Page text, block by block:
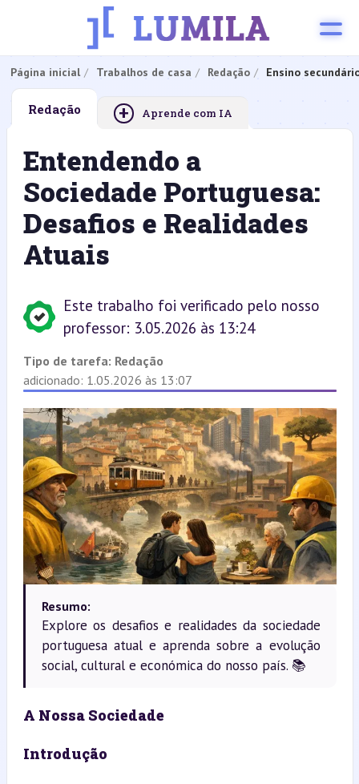
Página inicial Trabalhos de casa Redação Ensino
Redação + Aprende com IA
Entendendo a
Sociedade Portuguesa:
Desafios e Realidades
Atuais
Este trabalho foi verificado pelo nosso
professor: 3.05.2026 às 13:24
Tipo de tarefa: Redação
adicionado: 1.05.2026 às 13:07
Resumo:
Explore os desafios e realidades da sociedade
portuguesa atual e aprenda sobre a evolução
social, cultural e económica do nosso país. 📚
A Nossa Sociedade
Introdução